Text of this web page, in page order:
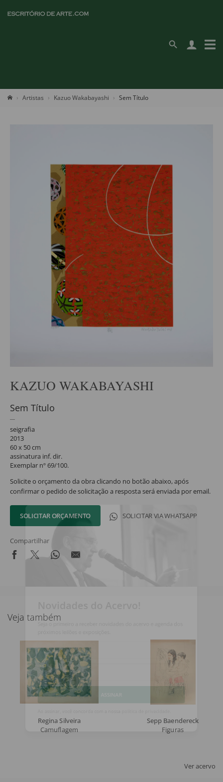
Artistas Kazuo Wakabayashi Sem Título
KAZUO WAKABAYASHI
Sem Título
seigrafia
2013
60 x 50 cm
assinatura inf. dir.
Exemplar nº 69/100.
Solicite o orçamento da obra clicando no botão abaixo, após
confirmar o pedido de solicitação a resposta será enviada por email.
SOLICITAR ORÇAMENTO SOLICITAR VIA WHATSAPP
Compartilhar
Veja também
Regina Silveira
Camuflagem
Sepp Baendereck
Figuras
Ver acervo
Nome Completo
Email
Ao assinar, você concorda com a nossa política de privacidade.